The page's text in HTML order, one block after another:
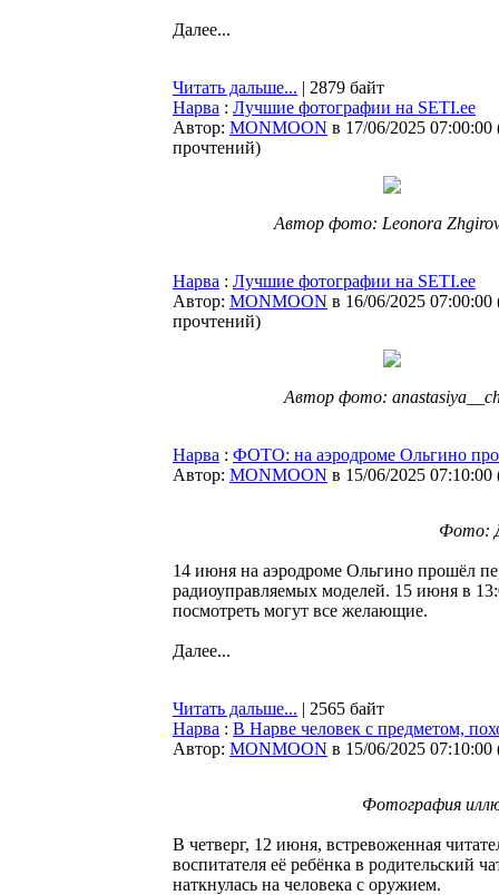
Далее...
Читать дальше... | 2879 байт
Нарва : Лучшие фотографии на SETI.ee
Автор: MONMOON в 17/06/2025 07:00:00
прочтений)
Автор фото: Leonora
Нарва : Лучшие фотографии на SETI.ee
Автор: MONMOON в 16/06/2025 07:00:00
прочтений)
Автор фото:
Нарва : ФОТО: на аэродроме Ольгино
Автор: MONMOON в 15/06/2025 07:10:00
Фото:
14 июня на аэродроме Ольгино прошёл
радиоуправляемых моделей. 15 июня в
посмотреть могут все желающие.
Далее...
Читать дальше... | 2565 байт
Нарва : В Нарве человек с предметом,
Автор: MONMOON в 15/06/2025 07:10:00
Фотография
В четверг, 12 июня, встревоженная
воспитателя её ребёнка в родительский
наткнулась на человека с оружием.